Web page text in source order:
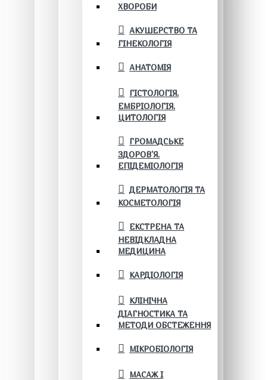
ХВОРОБИ
АКУШЕРСТВО ТА
ГІНЕКОЛОГІЯ
АНАТОМІЯ
ГІСТОЛОГІЯ.
ЕМБРІОЛОГІЯ.
ЦИТОЛОГІЯ
ГРОМАДСЬКЕ
ЗДОРОВ’Я.
ЕПІДЕМІОЛОГІЯ
ДЕРМАТОЛОГІЯ ТА
КОСМЕТОЛОГІЯ
ЕКСТРЕНА ТА
НЕВІДКЛАДНА
МЕДИЦИНА
КАРДІОЛОГІЯ
КЛІНІЧНА
ДІАГНОСТИКА ТА
МЕТОДИ ОБСТЕЖЕННЯ
МІКРОБІОЛОГІЯ
МАСАЖ І